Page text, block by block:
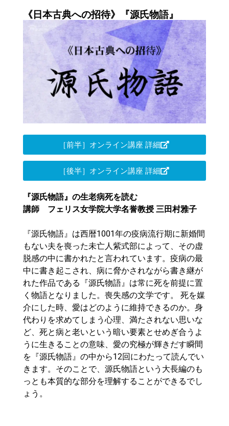
《日本古典への招待》『源氏物語』
［前半］オンライン講座 詳細
［後半］オンライン講座 詳細
『源氏物語』の生老病死を読む
講師 フェリス女学院大学名誉教授 三田村雅子
『源氏物語』は西暦1001年の疫病流行期に新婚間
もない夫を喪った未亡人紫式部によって、その虚
脱感の中に書かれたと言われています。疫病の最
中に書き起こされ、病に脅かされながら書き継が
れた作品である『源氏物語』は常に死を前提に置
く物語となりました。喪失感の文学です。 死を媒
介にした時、愛はどのように維持できるのか。身
代わりを求めてしまう心理、満たされない思いな
ど、死と病と老いという暗い要素とせめぎ合うよ
うに生きることの意味、愛の究極が輝きだす瞬間
を『源氏物語』の中から12回にわたって読んでい
きます。そのことで、源氏物語という大長編のも
っとも本質的な部分を理解することができるでし
ょう。